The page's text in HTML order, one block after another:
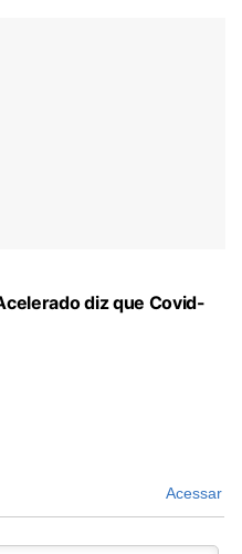
diz que Covid-
Acessar